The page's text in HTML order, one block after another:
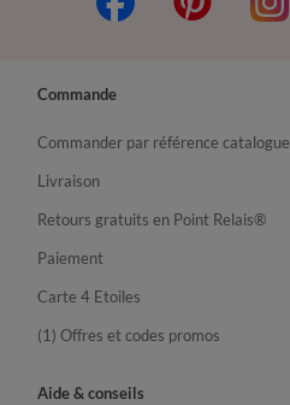
Commande
Commander par référence catalogue
Livraison
Retours gratuits en Point Relais®
Paiement
Carte 4 Etoiles
(1) Offres et codes promos
Aide & conseils